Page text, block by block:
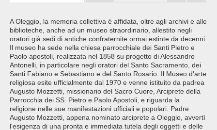
A Oleggio, la memoria collettiva è affidata, oltre agli archivi e alle
biblioteche, anche ad un museo straordinario, allestito negli
oratori già sedi di antiche confraternite ormai estinte da decenni.
Il museo ha sede nella chiesa parrocchiale dei Santi Pietro e
Paolo apostoli, realizzata nel 1858 su progetto di Alessandro
Antonelli, in particolare negli oratori del Santo Sacramento, dei
Santi Fabiano e Sebastiano e del Santo Rosario. Il Museo d'arte
religiosa esite ufficialmente dal 1970 e venne istituito da padrea
Augusto Mozzetti, missionario del Sacro Cuore, Arciprete della
Parrocchia dei SS. Pietro e Paolo Apostoli, e riguarda la
religione nelle sue manifestazioni ufficiali e popolari. Padre
Augusto Mozzetti, appena nominato arciprete a Oleggio, avvertì
l'esigenza di una pronta e immediata tutela degli oggetti e delle